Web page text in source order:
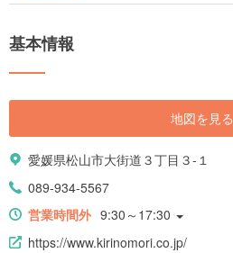
基本情報
地図を見る
愛媛県松山市大街道３丁目３-１
089-934-5567
営業時間外 9:30～17:30
https://www.kirinomori.co.jp/